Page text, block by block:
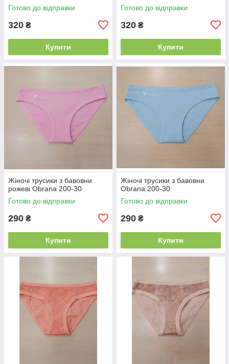
Готово до відправки
320 ₴
Купити
Готово до відправки
320 ₴
Купити
Жіночі трусики з бавовни
рожеві Obrana 200-30
Готово до відправки
290 ₴
Купити
Жіночі трусики з бавовни
Obrana 200-30
Готово до відправки
290 ₴
Купити